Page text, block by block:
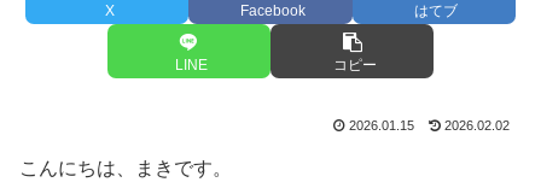
X Facebook はてブ
LINE コピー
2026.01.15 2026.02.02
こんにちは、まきです。